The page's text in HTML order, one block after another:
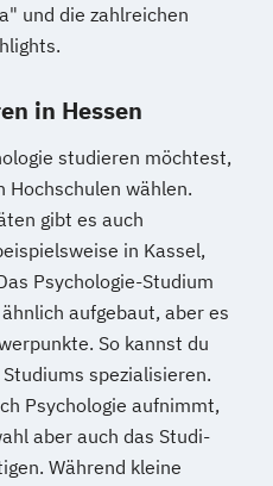
und die zahlreichen
in Hessen
studieren möchtest,
Hochschulen wählen.
gibt es auch
in Kassel,
Psychologie-Studium
aufgebaut, aber es
So kannst du
spezialisieren.
Psychologie aufnimmt,
aber auch das Studi-
Während kleine